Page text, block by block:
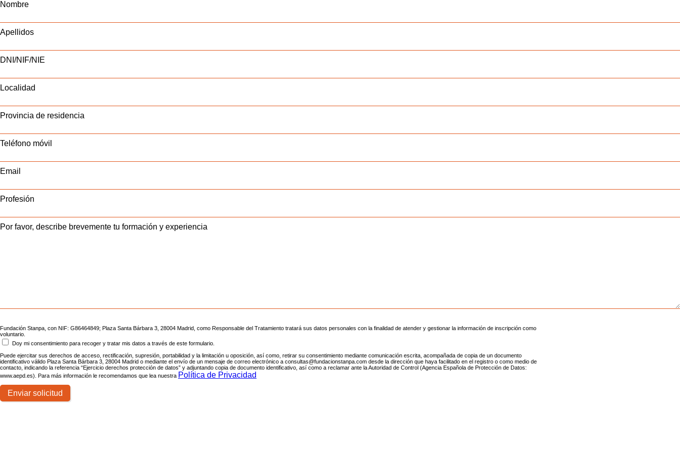
Nombre
Apellidos
DNI/NIF/NIE
Localidad
Provincia de residencia
Teléfono móvil
Email
Profesión
Por favor, describe brevemente tu formación y experiencia
Fundación Stanpa, con NIF: G86464849; Plaza Santa Bárbara 3, 28004 Madrid, como Responsable del Tratamiento tratará sus datos personales con la finalidad de atender y gestionar la información de inscripción como
voluntario.
Doy mi consentimiento para recoger y tratar mis datos a través de este formulario.
Puede ejercitar sus derechos de acceso, rectificación, supresión, portabilidad y la limitación u oposición, así como, retirar su consentimiento mediante comunicación escrita, acompañada de copia de un documento
identificativo válido Plaza Santa Bárbara 3, 28004 Madrid o mediante el envío de un mensaje de correo electrónico a consultas@fundacionstanpa.com desde la dirección que haya facilitado en el registro o como medio de
contacto, indicando la referencia “Ejercicio derechos protección de datos” y adjuntando copia de documento identificativo, así como a reclamar ante la Autoridad de Control (Agencia Española de Protección de Datos:
www.aepd.es). Para más información le recomendamos que lea nuestra Política de Privacidad
Enviar solicitud